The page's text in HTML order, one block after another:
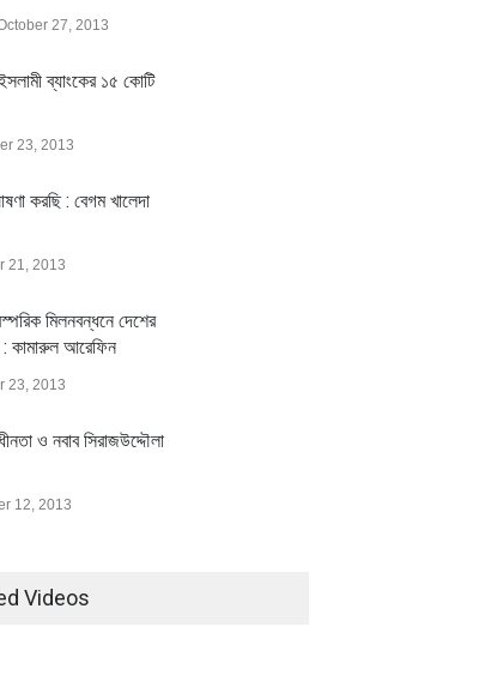
27, 2013
ব্যাংকের ১৫ কোটি
23, 2013
করছি : বেগম খালেদা
21, 2013
মিলনবন্ধনে দেশের
কামারুল আরেফিন
23, 2013
ও নবাব সিরাজউদ্দৌলা
12, 2013
Videos